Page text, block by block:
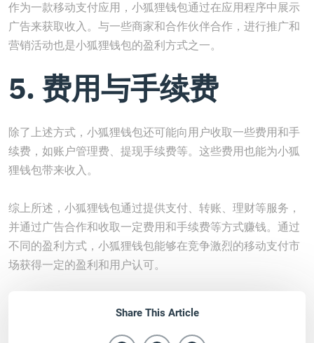
作为一款移动支付应用，小狐狸钱包通过在应用程序中展示
广告来获取收入。与一些商家和合作伙伴合作，进行推广和
营销活动也是小狐狸钱包的盈利方式之一。
5. 费用与手续费
除了上述方式，小狐狸钱包还可能向用户收取一些费用和手
续费，如账户管理费、提现手续费等。这些费用也能为小狐
狸钱包带来收入。
综上所述，小狐狸钱包通过提供支付、转账、理财等服务，
并通过广告合作和收取一定费用和手续费等方式赚钱。通过
不同的盈利方式，小狐狸钱包能够在竞争激烈的移动支付市
场获得一定的盈利和用户认可。
Share This Article